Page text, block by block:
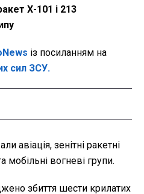
Х-101 і 213
із посиланням на
сил ЗСУ.
авіація, зенітні ракетні
мобільні вогневі групи.
збиття шести крилатих